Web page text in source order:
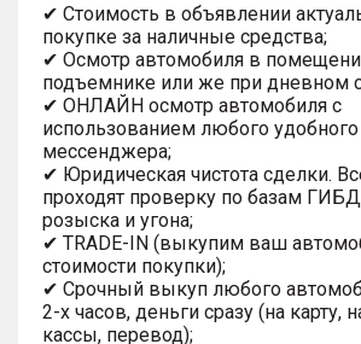
✔ Стоимость в объявлении
покупке за наличные средства;
✔ Осмотр автомобиля в
подъемнике или же при дневном
✔ ОНЛАЙН осмотр автомобиля с
использованием любого
мессенджера;
✔ Юридическая чистота сделки.
проходят проверку по базам
розыска и угона;
✔ TRADE-IN (выкупим ваш
стоимости покупки);
✔ Срочный выкуп любого
2-х часов, деньги сразу (на карту,
кассы, перевод);